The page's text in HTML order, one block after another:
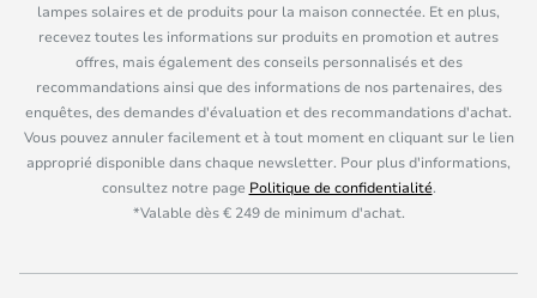
lampes solaires et de produits pour la maison connectée. Et en plus,
recevez toutes les informations sur produits en promotion et autres
offres, mais également des conseils personnalisés et des
recommandations ainsi que des informations de nos partenaires, des
enquêtes, des demandes d'évaluation et des recommandations d'achat.
Vous pouvez annuler facilement et à tout moment en cliquant sur le lien
approprié disponible dans chaque newsletter. Pour plus d'informations,
consultez notre page Politique de confidentialité.
*Valable dès € 249 de minimum d'achat.